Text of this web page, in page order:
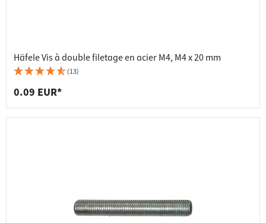
Häfele Vis à double filetage en acier M4, M4 x 20 mm
(13)
0.09 EUR*